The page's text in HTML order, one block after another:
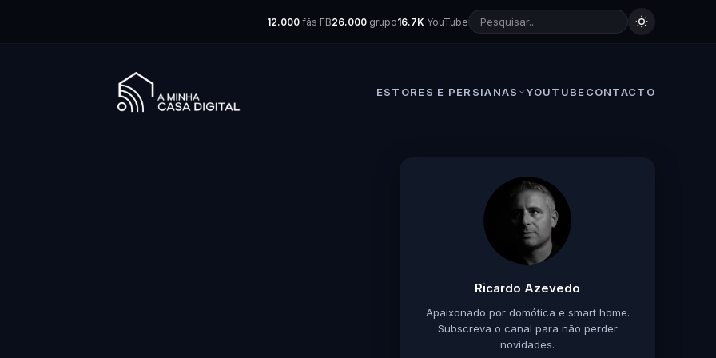
12.000 fãs FB26.000 grupo16.7K YouTube
ESTORES E PERSIANAS YOUTUBE CONTACTO
Ricardo Azevedo
Apaixonado por domótica e smart home.
Subscreva o canal para não perder
novidades.